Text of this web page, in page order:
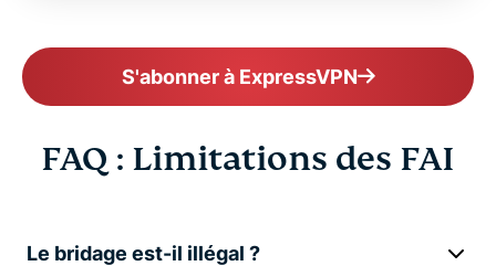
S'abonner à ExpressVPN
FAQ : Limitations des FAI
Le bridage est-il illégal ?